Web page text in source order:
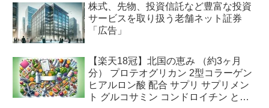
株式、先物、投資信託など豊富な投資
サービスを取り扱う老舗ネット証券
「広告」
【楽天18冠】北国の恵み （約3ヶ月
分） プロテオグリカン 2型コラーゲン
ヒアルロン酸 配合 サプリ サプリメン
ト グルコサミン コンドロイチン と好